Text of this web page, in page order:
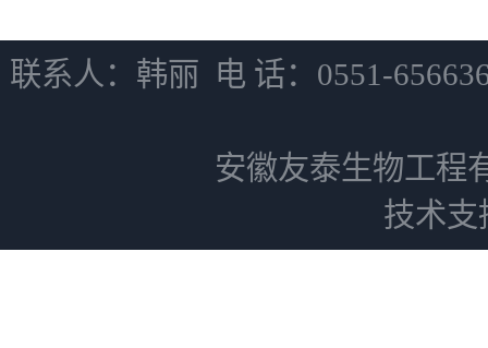
联系人：韩丽 电 话：0551-
安徽友泰生物工程
技术